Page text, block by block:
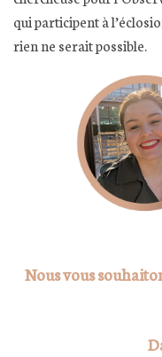
qui participent à
rien ne serait possible.
Nous vous